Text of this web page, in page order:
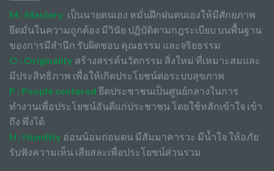
M : Mastery เป็นนายตนเอง หมั่นฝึกฝนตนเองให้มีศักยภาพ
ยึดมั่นในความถูกต้อง มีวินัย ปฏิบัติตามกฎระเบียบ บนพื้นฐาน
ของการมีสำนึก รับผิดชอบ คุณธรรม และจริยธรรม
O : Originality สร้างสรรค์นวัตกรรม สิ่งใหม่ ที่เหมาะสมและ
มีประสิทธิภาพ เพื่อให้เกิดประโยชน์ต่อระบบสุขภาพ
P : People centered ยึดประชาชนเป็นศูนย์กลางในการ
ทำงานเพื่อประโยชน์อันดีแก่ประชาชน โดยใช้หลักเข้าใจ เข้า
ถึง พึ่งได้
H : Humility อ่อนน้อมถ่อมตน มีสัมมาคารวะ มีน้ำใจ ให้อภัย
รับฟังความเห็น เสียสละเพื่อประโยชน์ส่วนรวม